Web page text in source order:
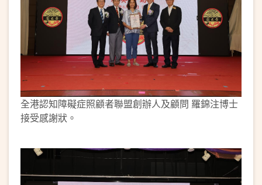
全港認知障礙症照顧者聯盟創辦人及顧問 羅錦注博士
接受感謝狀。